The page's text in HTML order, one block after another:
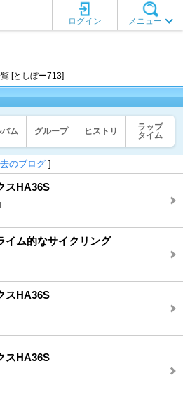
メニュー
ログイン
[としぼー713]
バム グループ ヒストリ
ラップ
タイム
のブログ ]
スHA36S
イム的なサイクリング
スHA36S
スHA36S